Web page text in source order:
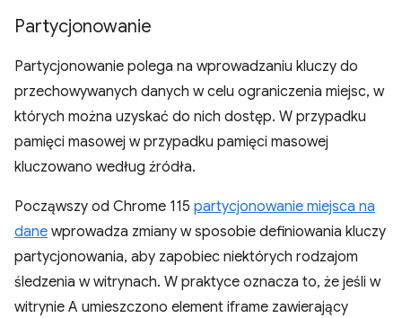
Partycjonowanie
Partycjonowanie polega na wprowadzaniu kluczy do
przechowywanych danych w celu ograniczenia miejsc, w
których można uzyskać do nich dostęp. W przypadku
pamięci masowej w przypadku pamięci masowej
kluczowano według źródła.
Począwszy od Chrome 115 partycjonowanie miejsca na
dane wprowadza zmiany w sposobie definiowania kluczy
partycjonowania, aby zapobiec niektórych rodzajom
śledzenia w witrynach. W praktyce oznacza to, że jeśli w
witrynie A umieszczono element iframe zawierający